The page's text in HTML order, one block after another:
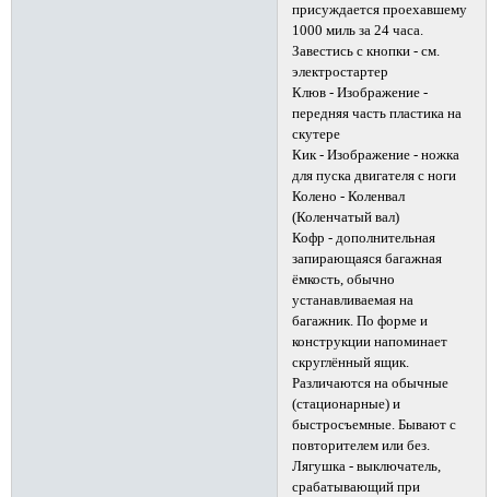
присуждается проехавшему
1000 миль за 24 часа.
Завестись с кнопки - см.
электростартер
Клюв - Изображение -
передняя часть пластика на
скутере
Кик - Изображение - ножка
для пуска двигателя с ноги
Колено - Коленвал
(Коленчатый вал)
Кофр - дополнительная
запирающаяся багажная
ёмкость, обычно
устанавливаемая на
багажник. По форме и
конструкции напоминает
скруглённый ящик.
Различаются на обычные
(стационарные) и
быстросъемные. Бывают с
повторителем или без.
Лягушка - выключатель,
срабатывающий при